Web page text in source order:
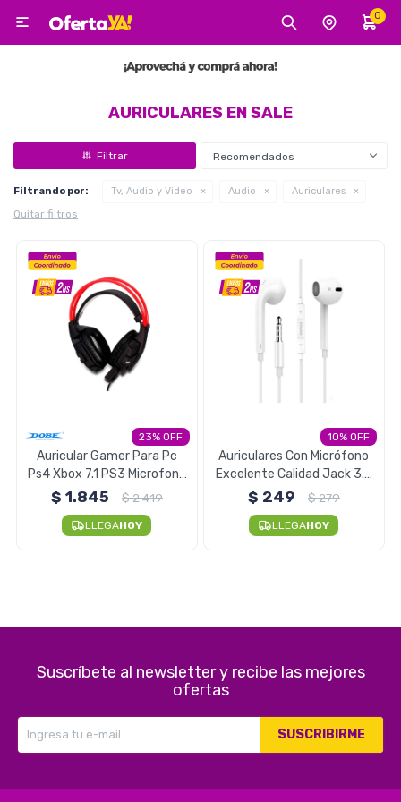
0

AURICULARES EN SALE
Recomendados
Filtrando por: Tv, Audio y Video Audio Auriculares
Quitar filtros
23
Auricular Gamer Para Pc
Ps4 Xbox 7.1 PS3 Microfono
Dobe Premium
$ 1.845 $2.419
LLEGAHOY
10
Auriculares Con Micrófono
Excelente Calidad Jack 3.5
MM Foneng
$ 249 $279
LLEGAHOY
Suscríbete al newsletter y recibe las mejores
ofertas
SUSCRIBIRME
MI CUENTA
Tecnología
Tv, Audio y Video
Gaming
Pequeños electrodomésticos
Deportes y Tiempo Libre